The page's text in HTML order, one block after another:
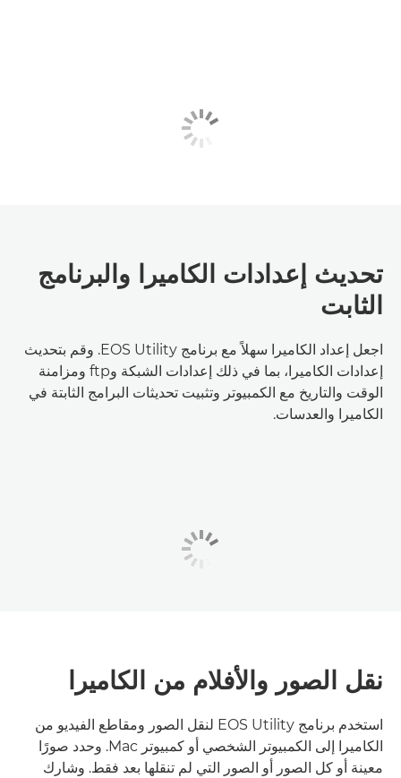
تحديث إعدادات الكاميرا والبرنامج
الثابت
اجعل إعداد الكاميرا سهلاً مع برنامج EOS Utility. وقم بتحديث
إعدادات الكاميرا، بما في ذلك إعدادات الشبكة وftp ومزامنة
الوقت والتاريخ مع الكمبيوتر وتثبيت تحديثات البرامج الثابتة في
الكاميرا والعدسات.
نقل الصور والأفلام من الكاميرا
استخدم برنامج EOS Utility لنقل الصور ومقاطع الفيديو من
الكاميرا إلى الكمبيوتر الشخصي أو كمبيوتر Mac. وحدد صورًا
معينة أو كل الصور أو الصور التي لم تنقلها بعد فقط. وشارك